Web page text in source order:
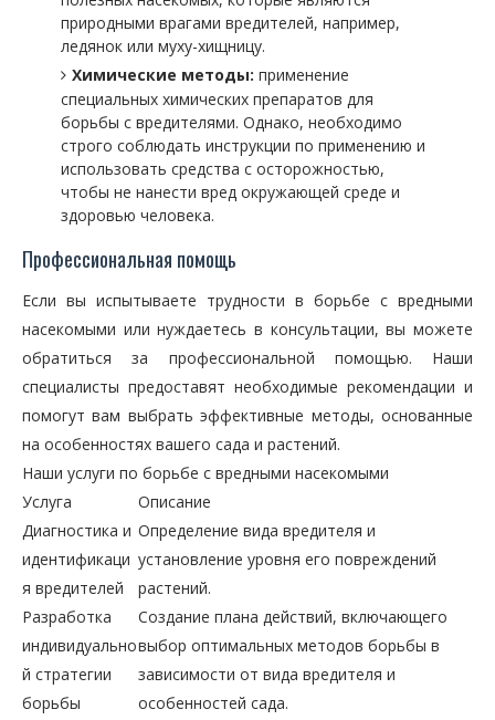
природными врагами вредителей, например,
ледянок или муху-хищницу.
Химические методы: применение
специальных химических препаратов для
борьбы с вредителями. Однако, необходимо
строго соблюдать инструкции по применению и
использовать средства с осторожностью,
чтобы не нанести вред окружающей среде и
здоровью человека.
Профессиональная помощь
Если вы испытываете трудности в борьбе с вредными
насекомыми или нуждаетесь в консультации, вы можете
обратиться за профессиональной помощью. Наши
специалисты предоставят необходимые рекомендации и
помогут вам выбрать эффективные методы, основанные
на особенностях вашего сада и растений.
Наши услуги по борьбе с вредными насекомыми
Услуга
Описание
Диагностика и
идентификаци
я вредителей
Определение вида вредителя и
установление уровня его повреждений
растений.
Разработка
индивидуально
й стратегии
борьбы
Создание плана действий, включающего
выбор оптимальных методов борьбы в
зависимости от вида вредителя и
особенностей сада.